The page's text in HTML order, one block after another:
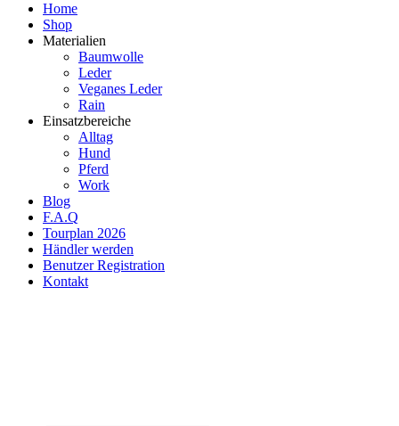
Home
Shop
Materialien
Baumwolle
Leder
Veganes Leder
Rain
Einsatzbereiche
Alltag
Hund
Pferd
Work
Blog
F.A.Q
Tourplan 2026
Händler werden
Benutzer Registration
Kontakt